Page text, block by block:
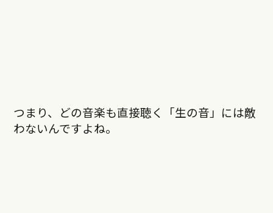
つまり、どの音楽も直接聴く「生の音」には敵
わないんですよね。